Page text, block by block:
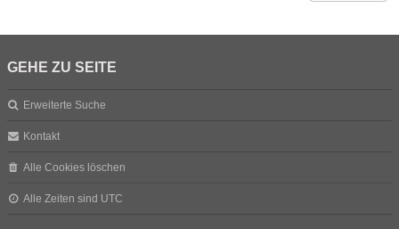
GEHE ZU SEITE
Erweiterte Suche
Kontakt
Alle Cookies löschen
Alle Zeiten sind UTC